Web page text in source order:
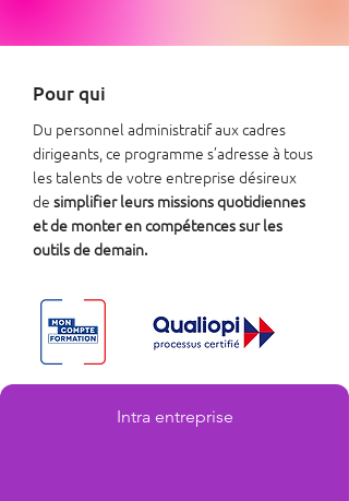
Pour qui
Du personnel administratif aux cadres
dirigeants, ce programme s’adresse à tous
les talents de votre entreprise désireux
de simplifier leurs missions quotidiennes
et de monter en compétences sur les
outils de demain.
Intra entreprise